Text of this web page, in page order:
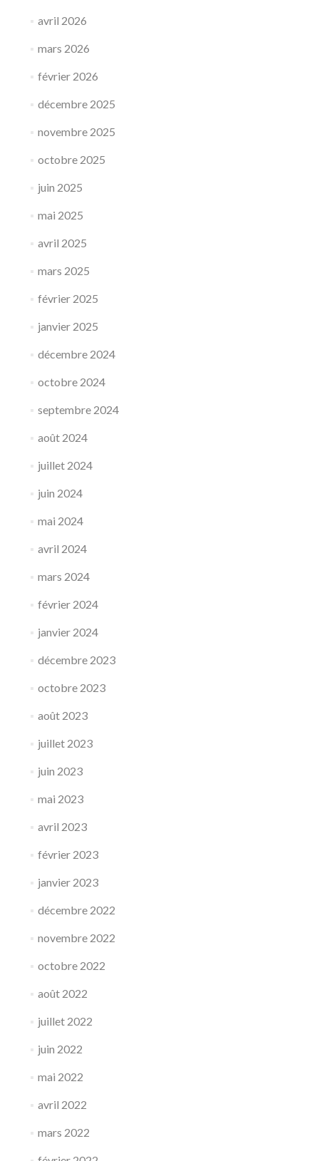
avril 2026
mars 2026
février 2026
décembre 2025
novembre 2025
octobre 2025
juin 2025
mai 2025
avril 2025
mars 2025
février 2025
janvier 2025
décembre 2024
octobre 2024
septembre 2024
août 2024
juillet 2024
juin 2024
mai 2024
avril 2024
mars 2024
février 2024
janvier 2024
décembre 2023
octobre 2023
août 2023
juillet 2023
juin 2023
mai 2023
avril 2023
février 2023
janvier 2023
décembre 2022
novembre 2022
octobre 2022
août 2022
juillet 2022
juin 2022
mai 2022
avril 2022
mars 2022